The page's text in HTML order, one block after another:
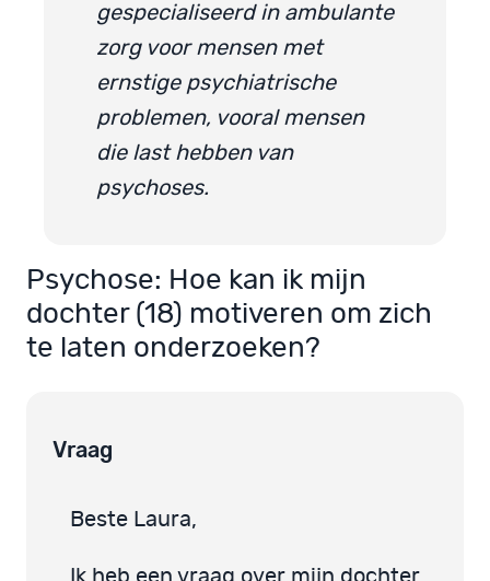
gespecialiseerd in ambulante
zorg voor mensen met
ernstige psychiatrische
problemen, vooral mensen
die last hebben van
psychoses.
Psychose: Hoe kan ik mijn
dochter (18) motiveren om zich
te laten onderzoeken?
Vraag
Beste Laura,